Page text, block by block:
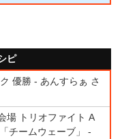
ピ
優勝 - あんすらぁ さ
場 トリオファイト A
チームウェーブ」 -